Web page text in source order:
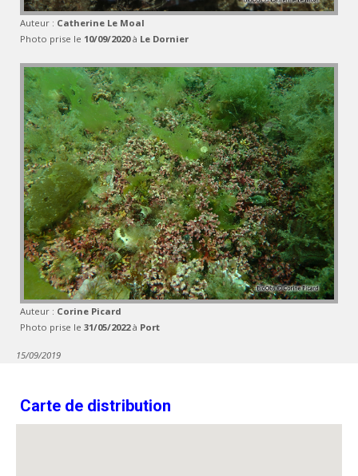
Auteur : Catherine Le Moal
Photo prise le 10/09/2020à Le Dornier
Auteur : Corine Picard
Photo prise le 31/05/2022à Port
15/09/2019
Carte de distribution